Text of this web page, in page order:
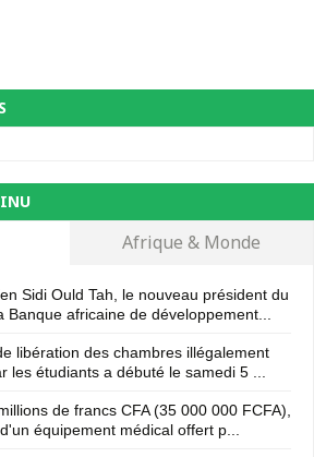
Afrique & Monde
Sidi Ould Tah, le nouveau président du
Banque africaine de développement...
libération des chambres illégalement
les étudiants a débuté le samedi 5 ...
de francs CFA (35 000 000 FCFA),
équipement médical offert p...